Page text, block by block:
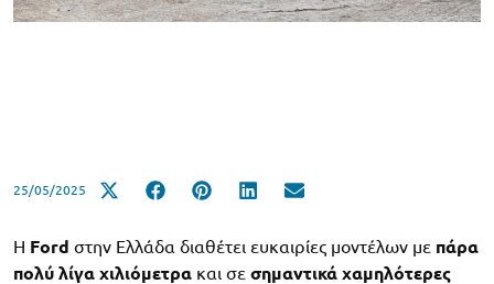
25/05/2025
Η Ford στην Ελλάδα διαθέτει ευκαιρίες μοντέλων με πάρα
πολύ λίγα χιλιόμετρα και σε σημαντικά χαμηλότερες